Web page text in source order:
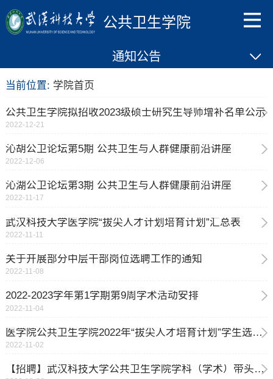
公共卫生学院
通知公告
当前位置: 学院首页
公共卫生学院拟招收2023级硕士研究生导师增补名单公示
2022-12-21
沁胡公卫论坛第5期 公共卫生与人群健康前沿讲座
2022-12-06
沁湖公卫论坛第3期 公共卫生与人群健康前沿讲座
2022-11-17
武汉科技大学医学院“拔尖人才计划培育计划”汇总表
2022-11-11
关于开展部分中层干部岗位选聘工作的通知
2022-11-08
2022-2023学年第1学期第9周学术活动安排
2022-11-04
医学院公共卫生学院2022年“拔尖人才培育计划”学生选拔工作实施细则
2022-11-02
【招聘】武汉科技大学公共卫生学院学科（学术）带头人 招聘启事